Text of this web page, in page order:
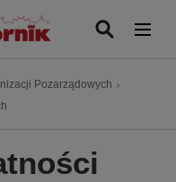
Pozarządowych